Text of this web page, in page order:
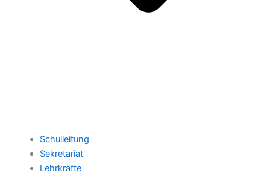
Schulleitung
Sekretariat
Lehrkräfte